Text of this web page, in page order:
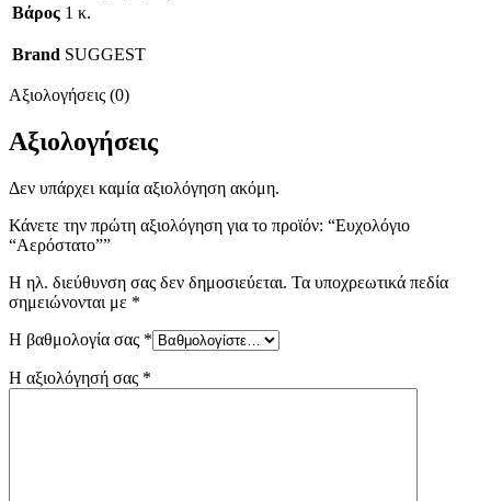
Βάρος 1 κ.
Brand SUGGEST
Αξιολογήσεις (0)
Αξιολογήσεις
Δεν υπάρχει καμία αξιολόγηση ακόμη.
Κάνετε την πρώτη αξιολόγηση για το προϊόν: “Ευχολόγιο
“Αερόστατο””
Η ηλ. διεύθυνση σας δεν δημοσιεύεται. Τα υποχρεωτικά πεδία
σημειώνονται με *
Η βαθμολογία σας *
Η αξιολόγησή σας *